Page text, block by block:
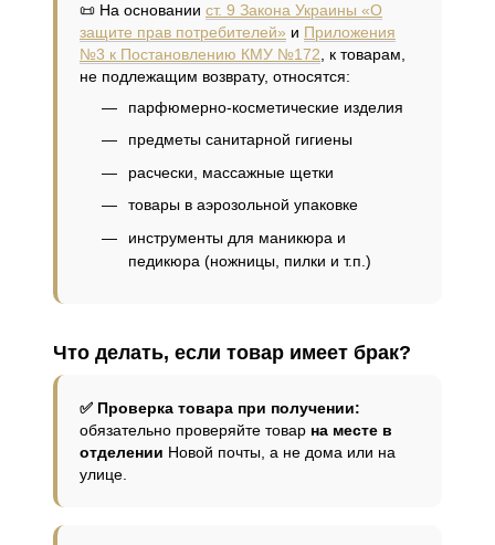
📜 На основании ст. 9 Закона Украины «О
защите прав потребителей» и Приложения
№3 к Постановлению КМУ №172 , к товарам,
не подлежащим возврату, относятся:
парфюмерно-косметические изделия
предметы санитарной гигиены
расчески, массажные щетки
товары в аэрозольной упаковке
инструменты для маникюра и
педикюра (ножницы, пилки и т.п.)
Что делать, если товар имеет брак?
✅ Проверка товара при получении:
обязательно проверяйте товар на месте в
отделении Новой почты, а не дома или на
улице.